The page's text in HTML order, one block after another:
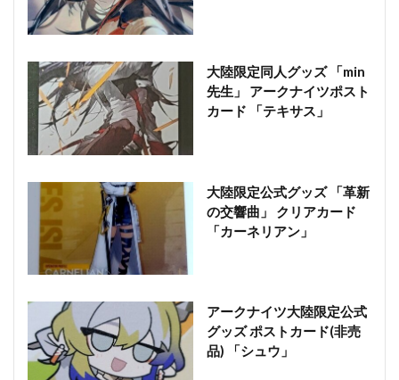
大陸限定同人グッズ 「min
先生」 アークナイツポスト
カード 「テキサス」
大陸限定公式グッズ 「革新
の交響曲」 クリアカード
「カーネリアン」
アークナイツ大陸限定公式
グッズ ポストカード(非売
品) 「シュウ」